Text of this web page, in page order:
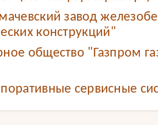
завод
конструкций"
общество "Газпром
сервисные